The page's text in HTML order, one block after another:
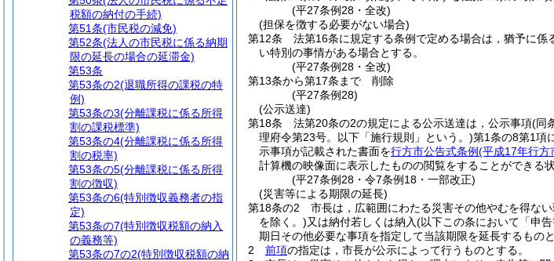
(平27条例28・全改)
(担保を徴する必要がない場合)
第12条
法第16条に規定する条例で定める場合は，猶予に
い特別の事情がある場合とする。
(平27条例28・全改)
第13条から第17条まで
削除
(平27条例28)
(公示送達)
第18条
法第20条の2の規定による公示送達は，公示事項(同
理府令第23号。以下「施行規則」という。)第1条の8第1項
示事項が記載された書面を行方市公告式条例(平成17年行方
計算機の映像面に表示したものの閲覧をすることができる
(平27条例28・令7条例18・一部改正)
(災害等による期限の延長)
第18条の2
市長は，広範囲にわたる災害その他やむを得な
を除く。)又は納付若しくは納入(以下この条において「申
期日その他必要な事項を指定して当該期限を延長するものと
2
前項の指定は，市長が公示によって行うものとする。
税額の納付の手続)
第51条(市民税の減免)
第52条(法人の市民税に係る納期
限の延長の場合の延滞金)
第53条
第53条の2(退職所得の課税の特
例)
第53条の3(分離課税に係る所得
割の課税標準)
第53条の4(分離課税に係る所得
割の税率)
第53条の5(分離課税に係る所得
割の徴収)
第53条の6(特別徴収義務者の指
定)
第53条の7(特別徴収税額の納入
の義務等)
第53条の7の2(特別徴収税額の納